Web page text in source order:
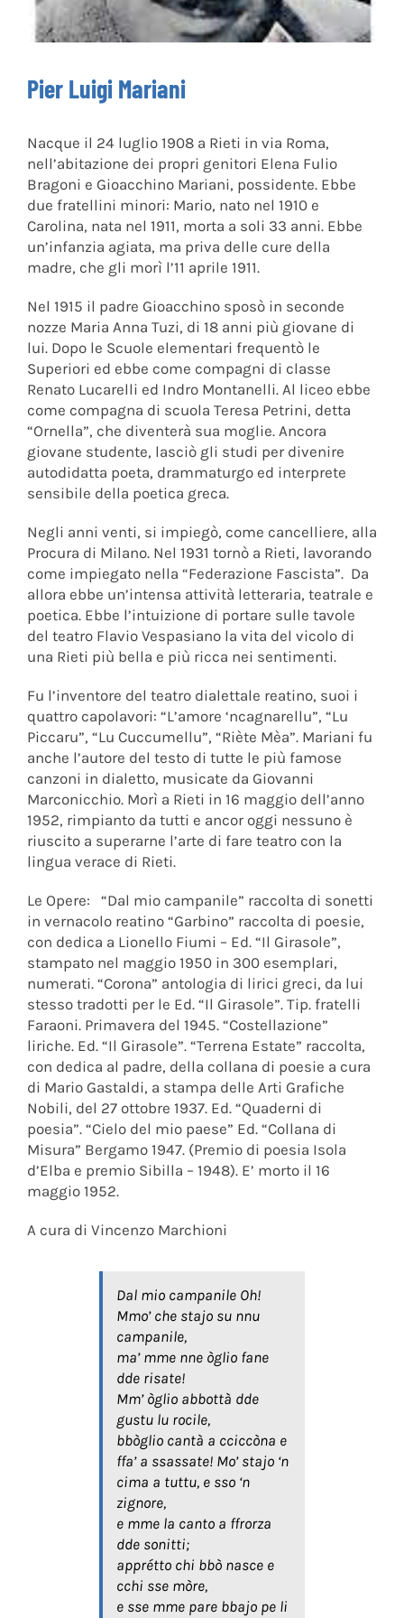
Pier Luigi Mariani
Nacque il 24 luglio 1908 a Rieti in via Roma,
nell’abitazione dei propri genitori Elena Fulio
Bragoni e Gioacchino Mariani, possidente. Ebbe
due fratellini minori: Mario, nato nel 1910 e
Carolina, nata nel 1911, morta a soli 33 anni. Ebbe
un’infanzia agiata, ma priva delle cure della
madre, che gli morì l’11 aprile 1911.
Nel 1915 il padre Gioacchino sposò in seconde
nozze Maria Anna Tuzi, di 18 anni più giovane di
lui. Dopo le Scuole elementari frequentò le
Superiori ed ebbe come compagni di classe
Renato Lucarelli ed Indro Montanelli. Al liceo ebbe
come compagna di scuola Teresa Petrini, detta
“Ornella”, che diventerà sua moglie. Ancora
giovane studente, lasciò gli studi per divenire
autodidatta poeta, drammaturgo ed interprete
sensibile della poetica greca.
Negli anni venti, si impiegò, come cancelliere, alla
Procura di Milano. Nel 1931 tornò a Rieti, lavorando
come impiegato nella “Federazione Fascista”. Da
allora ebbe un’intensa attività letteraria, teatrale e
poetica. Ebbe l’intuizione di portare sulle tavole
del teatro Flavio Vespasiano la vita del vicolo di
una Rieti più bella e più ricca nei sentimenti.
Fu l’inventore del teatro dialettale reatino, suoi i
quattro capolavori: “L’amore ‘ncagnarellu”, “Lu
Piccaru”, “Lu Cuccumellu”, “Riète Mèa”. Mariani fu
anche l’autore del testo di tutte le più famose
canzoni in dialetto, musicate da Giovanni
Marconicchio. Morì a Rieti in 16 maggio dell’anno
1952, rimpianto da tutti e ancor oggi nessuno è
riuscito a superarne l’arte di fare teatro con la
lingua verace di Rieti.
Le Opere: “Dal mio campanile” raccolta di sonetti
in vernacolo reatino “Garbino” raccolta di poesie,
con dedica a Lionello Fiumi – Ed. “Il Girasole”,
stampato nel maggio 1950 in 300 esemplari,
numerati. “Corona” antologia di lirici greci, da lui
stesso tradotti per le Ed. “Il Girasole”. Tip. fratelli
Faraoni. Primavera del 1945. “Costellazione”
liriche. Ed. “Il Girasole”. “Terrena Estate” raccolta,
con dedica al padre, della collana di poesie a cura
di Mario Gastaldi, a stampa delle Arti Grafiche
Nobili, del 27 ottobre 1937. Ed. “Quaderni di
poesia”. “Cielo del mio paese” Ed. “Collana di
Misura” Bergamo 1947. (Premio di poesia Isola
d’Elba e premio Sibilla – 1948). E’ morto il 16
maggio 1952.
A cura di Vincenzo Marchioni
Dal mio campanile Oh!
Mmo’ che stajo su nnu
campanile,
ma’ mme nne òglio fane
dde risate!
Mm’ òglio abbottà dde
gustu lu rocile,
bbòglio cantà a cciccòna e
ffa’ a ssassate! Mo’ stajo ‘n
cima a tuttu, e sso ‘n
zignore,
e mme la canto a ffrorza
dde sonitti;
apprétto chi bbò nasce e
cchi sse mòre,
e sse mme pare bbajo pe li